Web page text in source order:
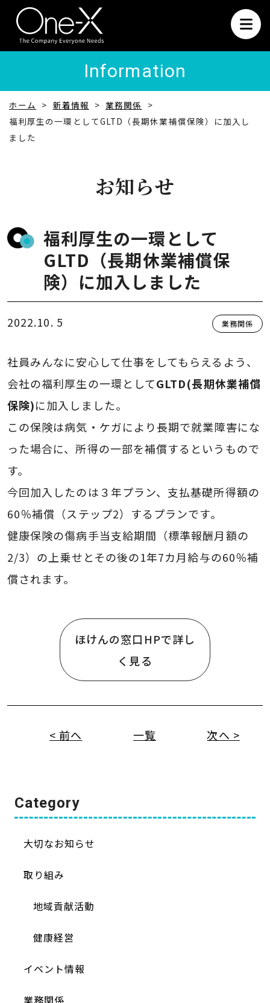
Information
ホーム 新着情報
業務関係
福利厚生の一環としてGLTD（長期休業補償保険）に加入し
ました
お知らせ
福利厚生の一環として
GLTD（長期休業補償保
険）に加入しました
2022.10. 5 業務関係
社員みんなに安心して仕事をしてもらえるよう、
会社の福利厚生の一環としてGLTD(長期休業補償
保険)に加入しました。
この保険は病気・ケガにより長期で就業障害にな
った場合に、所得の一部を補償するというもので
す。
今回加入したのは３年プラン、支払基礎所得額の
60％補償（ステップ2）するプランです。
健康保険の傷病手当支給期間（標準報酬月額の
2/3）の上乗せとその後の1年7カ月給与の60％補
償されます。
ほけんの窓口HPで詳し
く見る
< 前へ 一覧 次へ >
Category
大切なお知らせ
取り組み
地域貢献活動
健康経営
イベント情報
業務関係